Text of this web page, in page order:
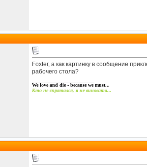
Foxter, а как картинку в сообщение
рабочего стола?
We love and die - because we must...
Кто не спрятался, я не виновата...